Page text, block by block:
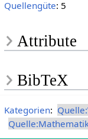
Quellengüte: 5
Attribute
BibTeX
Kategorien: